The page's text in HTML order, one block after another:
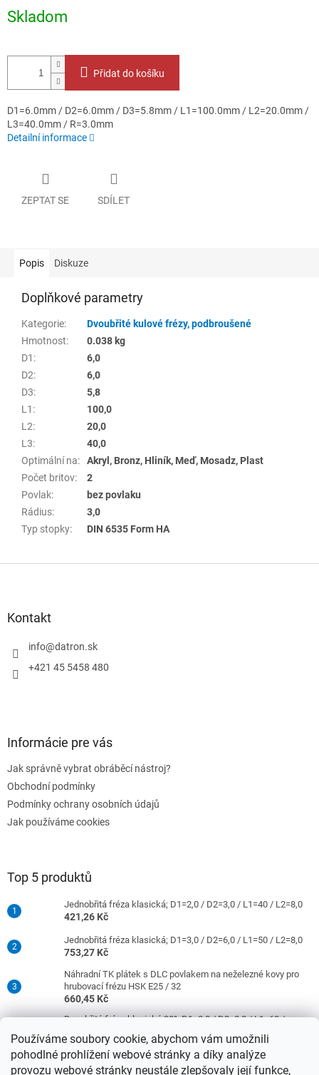
Používáme soubory cookie, abychom vám umožnili
pohodlné prohlížení webové stránky a díky analýze
provozu webové stránky neustále zlepšovaly její funkce,
cena:
Skladom
Přidat do košíku
D1=6.0mm / D2=6.0mm / D3=5.8mm / L1=100.0mm / L2=20.0mm /
L3=40.0mm / R=3.0mm
Detailní informace
ZEPTAT SE SDÍLET
Popis Diskuze
Doplňkové parametry
Kategorie:
Dvoubřité kulové frézy, podbroušené
Hmotnost:
0.038 kg
D1 :
6,0
D2:
6,0
D3:
5,8
L1 :
100,0
L2:
20,0
L3:
40,0
Optimální na:
Akryl, Bronz, Hliník, Meď, Mosadz, Plast
Počet britov:
2
Povlak:
bez povlaku
Rádius:
3,0
Typ stopky: DIN 6535 Form HA
Kontakt
info@datron.sk
+421 45 5458 480
Informácie pre vás
Jak správně vybrat obráběcí nástroj?
Obchodní podmínky
Podmínky ochrany osobních údajů
Jak používáme cookies
Top 5 produktů
Jednobřitá fréza klasická; D1=2,0 / D2=3,0 / L1=40 / L2=8,0
421,26 Kč
Jednobřitá fréza klasická; D1=3,0 / D2=6,0 / L1=50 / L2=8,0
753,27 Kč
Náhradní TK plátek s DLC povlakem na neželezné kovy pro
hrubovací frézu HSK E25 / 32
660,45 Kč
Dvoubřitá fréza klasická 30°; D1=8,0 / D2=8,0 / L1=63 /
977,42 Kč
Jednobřitá fréza klasická; D1=4,0 / D2=6,0 / L1=50 / L2=10,0